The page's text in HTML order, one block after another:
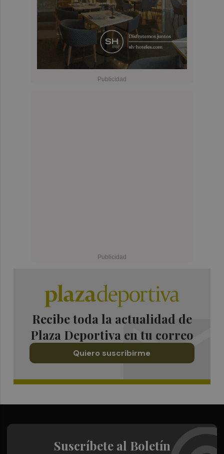
Recibe toda la actualidad de
Plaza Deportiva en tu correo
Quiero suscribirme
Suscríbete al Boletín